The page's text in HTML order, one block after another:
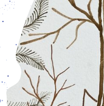
Dienstag –